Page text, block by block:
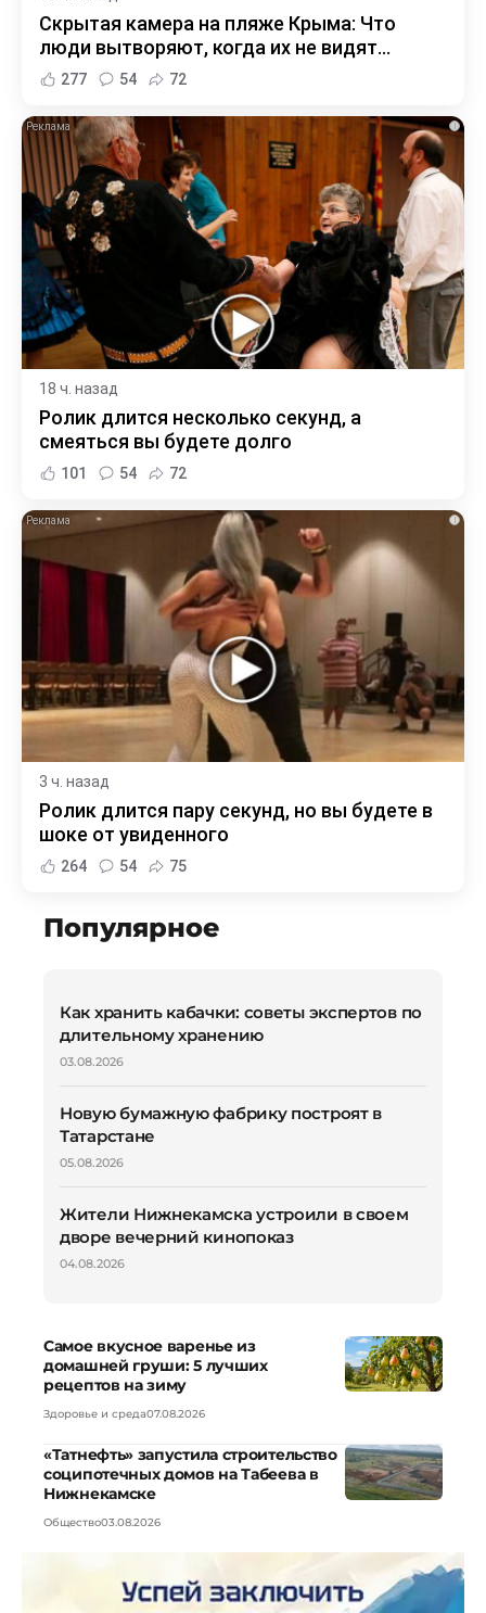
Скрытая камера на пляже Крыма: Что
люди вытворяют, когда их не видят...
277 54 72
i
18 ч. назад
Ролик длится несколько секунд, а
смеяться вы будете долго
101 54 72
i
3 ч. назад
Ролик длится пару секунд, но вы будете в
шоке от увиденного
264 54 75
Популярное
Как хранить кабачки: советы экспертов по
длительному хранению
03.08.2026
Новую бумажную фабрику построят в
Татарстане
05.08.2026
Жители Нижнекамска устроили в своем
дворе вечерний кинопоказ
04.08.2026
Самое вкусное варенье из
домашней груши: 5 лучших
рецептов на зиму
Здоровье и среда07.08.2026
«Татнефть» запустила строительство
соципотечных домов на Табеева в
Нижнекамске
Общество03.08.2026